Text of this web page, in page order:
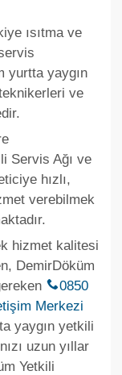
ısıtma ve
yurtta yaygın
ve
Servis Ağı ve
hızlı,
verebilmek
hizmet kalitesi
DemirDöküm
0850
Merkezi
yaygın yetkili
uzun yıllar
Yetkili